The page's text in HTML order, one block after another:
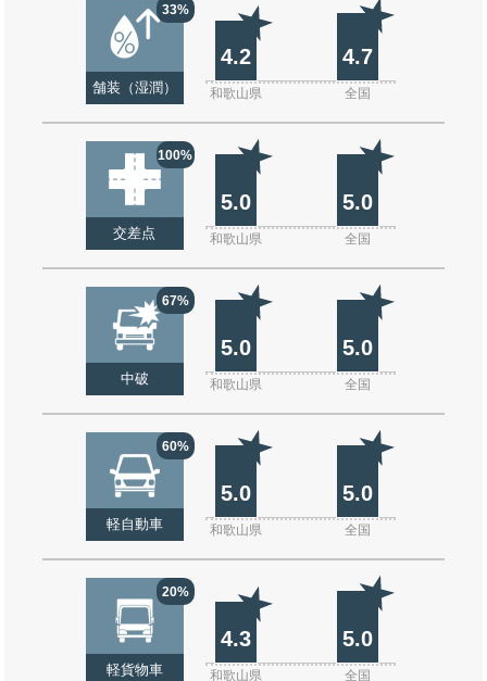
33%
舗装（湿潤）
4.2 4.7
和歌山県 全国
100%
交差点
5.0 5.0
和歌山県 全国
67%
中破
5.0 5.0
和歌山県 全国
60%
軽自動車
5.0 5.0
和歌山県 全国
20%
軽貨物車
4.3 5.0
和歌山県 全国